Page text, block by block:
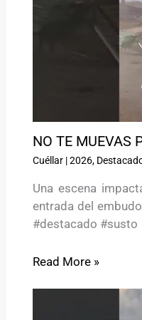
NO TE MUEVAS
Cuéllar|2026,
Una escena
entrada del
#destacado #susto
Read More »